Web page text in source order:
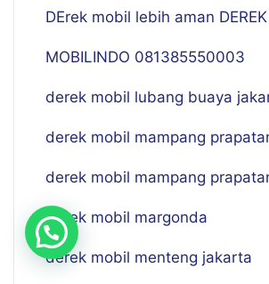
DErek mobil lebih aman DEREK
MOBILINDO 081385550003
derek mobil lubang buaya
derek mobil mampang
derek mobil mampang
derek mobil margonda
derek mobil menteng jakarta